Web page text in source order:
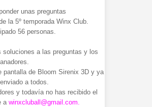
unas preguntas
la 5º temporada Winx Club.
56 personas.
soluciones a las preguntas y los
pantalla de Bloom Sirenix 3D y ya
a todos.
y todavía no has recibido el
awinxcluball@gmail.com.